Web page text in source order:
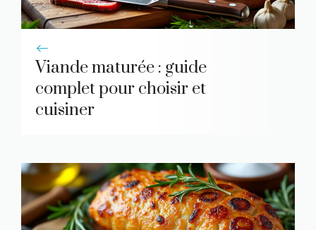
Viande maturée : guide
complet pour choisir et
cuisiner